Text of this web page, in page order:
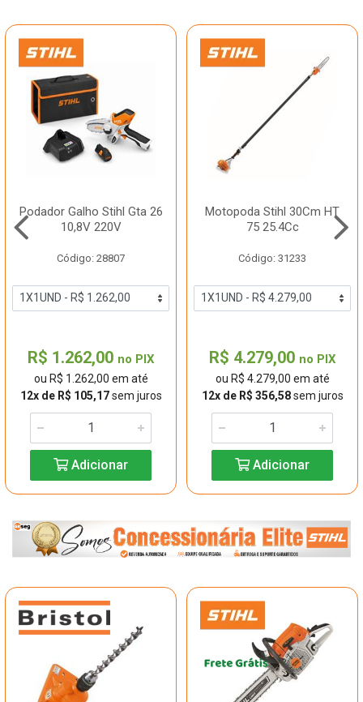
Podador Galho Stihl Gta 26
10,8V 220V
Código: 28807
R$ 1.262,00 no PIX
ou R$ 1.262,00 em até
12x de R$ 105,17sem juros
Adicionar
Motopoda Stihl 30Cm HT
75 25.4Cc
Código: 31233
R$ 4.279,00 no PIX
ou R$ 4.279,00 em até
12x de R$ 356,58sem juros
Adicionar